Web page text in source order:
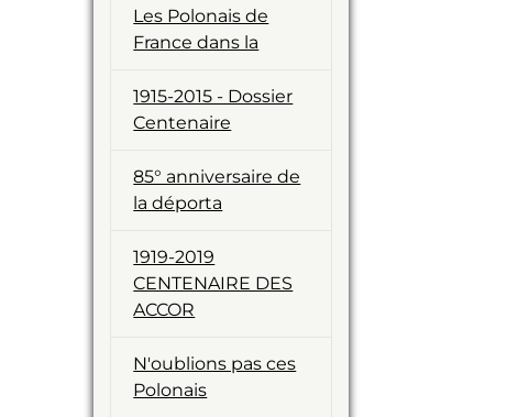
Les Polonais de
France dans la
1915-2015 - Dossier
Centenaire
85° anniversaire de
la déporta
1919-2019
CENTENAIRE DES
ACCOR
N'oublions pas ces
Polonais